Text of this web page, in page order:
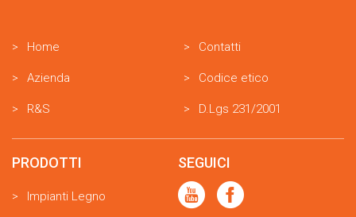
Home
Azienda
R&S
Contatti
Codice etico
D.Lgs 231/2001
PRODOTTI
Impianti Legno
SEGUICI